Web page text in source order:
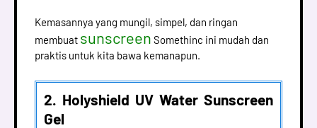
Kemasannya yang mungil, simpel, dan ringan
membuat sunscreen Somethinc ini mudah dan
praktis untuk kita bawa kemanapun.
2. Holyshield UV Water Sunscreen
Gel